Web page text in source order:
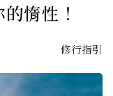
惰性！
修行指引